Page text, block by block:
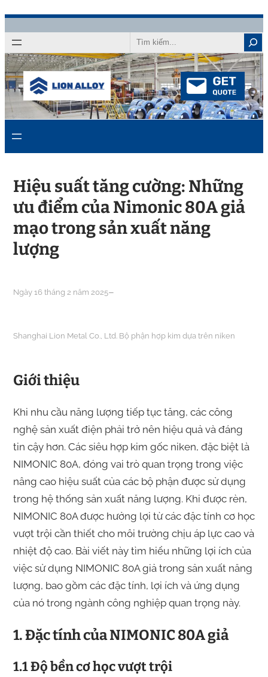
đến
nội
dung
Tìm
kiếm
Hiệu suất tăng cường: Những
ưu điểm của Nimonic 80A giả
mạo trong sản xuất năng
lượng
Ngày 16 tháng 2 năm 2025–
Shanghai Lion Metal Co., Ltd. Bộ phận hợp kim dựa trên niken
Giới thiệu
Khi nhu cầu năng lượng tiếp tục tăng, các công
nghệ sản xuất điện phải trở nên hiệu quả và đáng
tin cậy hơn. Các siêu hợp kim gốc niken, đặc biệt là
NIMONIC 80A, đóng vai trò quan trọng trong việc
nâng cao hiệu suất của các bộ phận được sử dụng
trong hệ thống sản xuất năng lượng. Khi được rèn,
NIMONIC 80A được hưởng lợi từ các đặc tính cơ học
vượt trội cần thiết cho môi trường chịu áp lực cao và
nhiệt độ cao. Bài viết này tìm hiểu những lợi ích của
việc sử dụng NIMONIC 80A giả trong sản xuất năng
lượng, bao gồm các đặc tính, lợi ích và ứng dụng
của nó trong ngành công nghiệp quan trọng này.
1. Đặc tính của NIMONIC 80A giả
1.1 Độ bền cơ học vượt trội